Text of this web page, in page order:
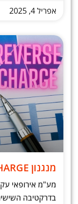
אפריל 4, 2025
מנגנון REVERSE CHARGE
מע"מ אירופאי